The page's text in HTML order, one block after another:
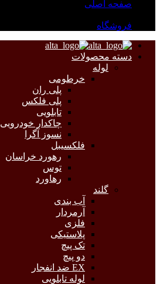
صفحه اصلی
فروشگاه
دسته محصولات
لوله
خرطومی
پلی ران
پلی فلکس
تابلویی
چاکدار خودرویی
نسوز آگرا
فلکسیبل
رهورد خراسان
توس
رهاورد
گلند
آب بندی
آرمردار
فلزی
پلاستیکی
تک پیچ
دو پیچ
EX ضد انفجار
لوله تابلویی